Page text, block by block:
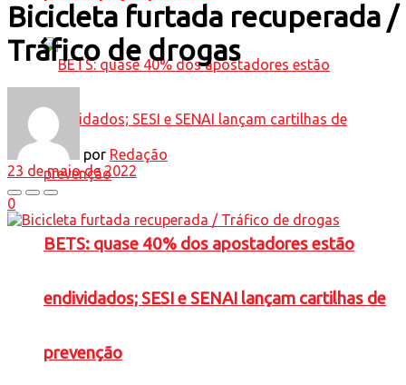
BETS: quase 40% dos apostadores estão
endividados; SESI e SENAI lançam cartilhas de
prevenção
Bicicleta furtada recuperada /
Tráfico de drogas
por Redação
23 de maio de 2022
0